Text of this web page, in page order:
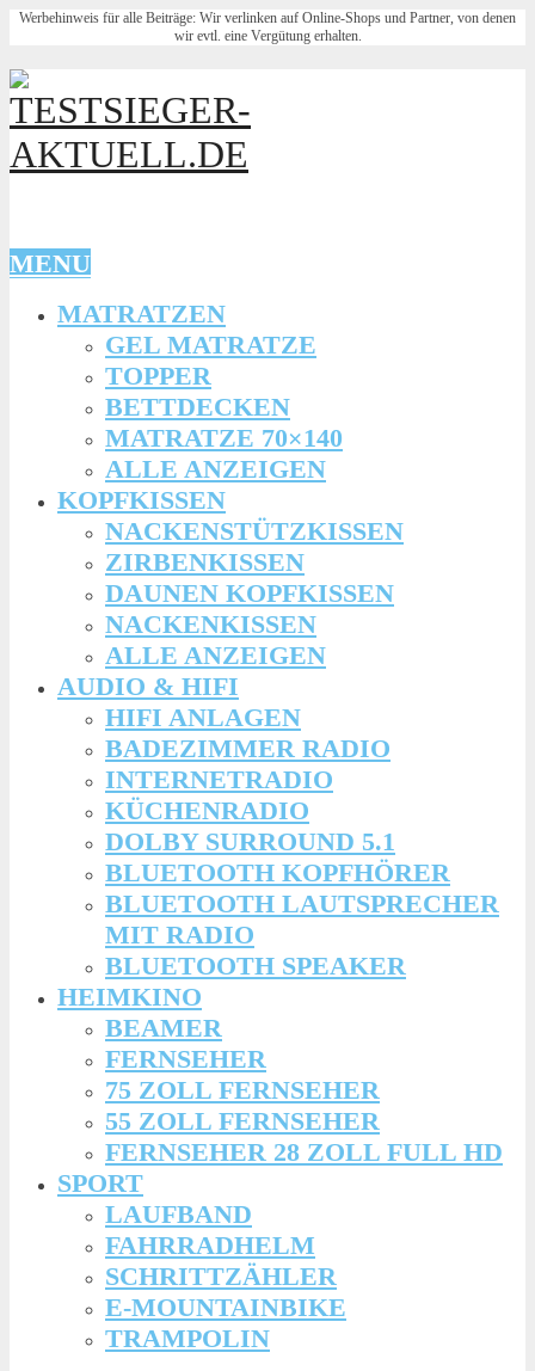
Werbehinweis für alle Beiträge: Wir verlinken auf Online-Shops und Partner, von denen
wir evtl. eine Vergütung erhalten.
MENU
MATRATZEN
GEL MATRATZE
TOPPER
BETTDECKEN
MATRATZE 70×140
ALLE ANZEIGEN
KOPFKISSEN
NACKENSTÜTZKISSEN
ZIRBENKISSEN
DAUNEN KOPFKISSEN
NACKENKISSEN
ALLE ANZEIGEN
AUDIO & HIFI
HIFI ANLAGEN
BADEZIMMER RADIO
INTERNETRADIO
KÜCHENRADIO
DOLBY SURROUND 5.1
BLUETOOTH KOPFHÖRER
BLUETOOTH LAUTSPRECHER
MIT RADIO
BLUETOOTH SPEAKER
HEIMKINO
BEAMER
FERNSEHER
75 ZOLL FERNSEHER
55 ZOLL FERNSEHER
FERNSEHER 28 ZOLL FULL HD
SPORT
LAUFBAND
FAHRRADHELM
SCHRITTZÄHLER
E-MOUNTAINBIKE
TRAMPOLIN